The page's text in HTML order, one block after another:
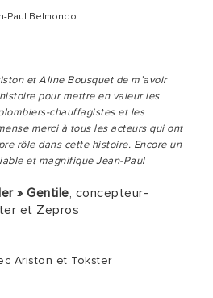
et Aline Bousquet de m’avoir
pour mettre en valeur les
chauffagistes et les
merci à tous les acteurs qui ont
rôle dans cette histoire. Encore un
et magnifique Jean-Paul
» Gentile, concepteur-
et Zepros